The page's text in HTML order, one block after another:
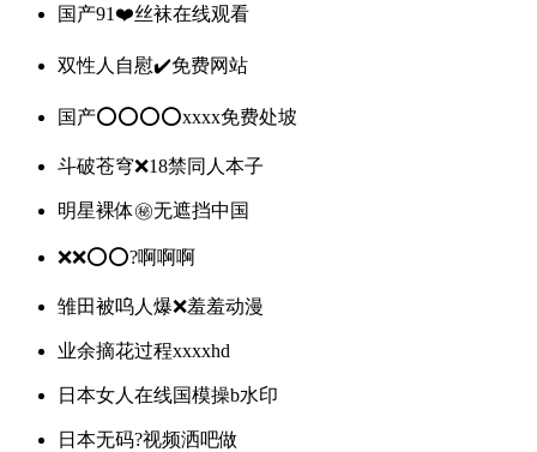
国产91❤️丝袜在线观看
双性人自慰✔️免费网站
国产⭕⭕⭕⭕xxxx免费处坡
斗破苍穹❌18禁同人本子
明星裸体㊙️无遮挡中国
❌❌⭕️⭕️?啊啊啊
雏田被呜人爆❌羞羞动漫
业余摘花过程xxxxhd
日本女人在线国模操b水印
日本无码?视频洒吧做